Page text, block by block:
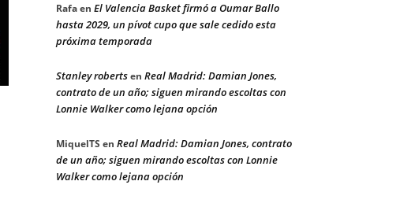
Rafaen El Valencia Basket firmó a Oumar Ballo
hasta 2029, un pívot cupo que sale cedido esta
próxima temporada
Stanley robertsen Real Madrid: Damian Jones,
contrato de un año; siguen mirando escoltas con
Lonnie Walker como lejana opción
MiquelTS en Real Madrid: Damian Jones, contrato
de un año; siguen mirando escoltas con Lonnie
Walker como lejana opción